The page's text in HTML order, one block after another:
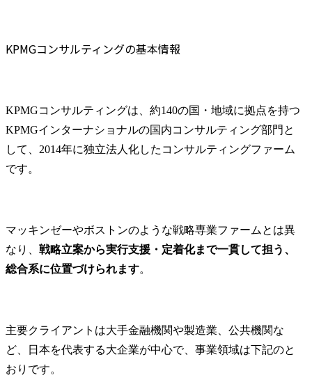
DX化等、法務・知財にお
・国内外の知財業務対応
(特許及び商標の調査・出
願・活用に関する業務等)
・知財紛争対応・管理(知
主な仕事の概要
・新しいビジネスや社内
に向けた戦略の策定・実
行・検証を通じて事業成
長を支援します。
KPMGコンサルティングの基本情報
KPMGコンサルティングは、約140の国・地域に拠点を持つ
KPMGインターナショナルの国内コンサルティング部門と
して、2014年に独立法人化したコンサルティングファーム
です。
マッキンゼーやボストンのような戦略専業ファームとは異
なり、 戦略立案から実行支援・定着化まで一貫して担う、
総合系に位置づけられます。
主要クライアントは大手金融機関や製造業、公共機関な
ど、日本を代表する大企業が中心で、事業領域は下記のと
おりです。